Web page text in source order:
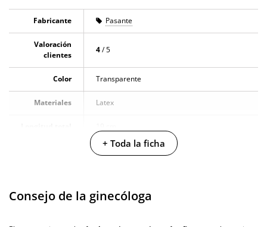
Fabricante Pasante
Valoración
clientes
4/ 5
Color Transparente
Materiales Latex
5.2 cm
+ Toda la ficha
Consejo de la ginecóloga